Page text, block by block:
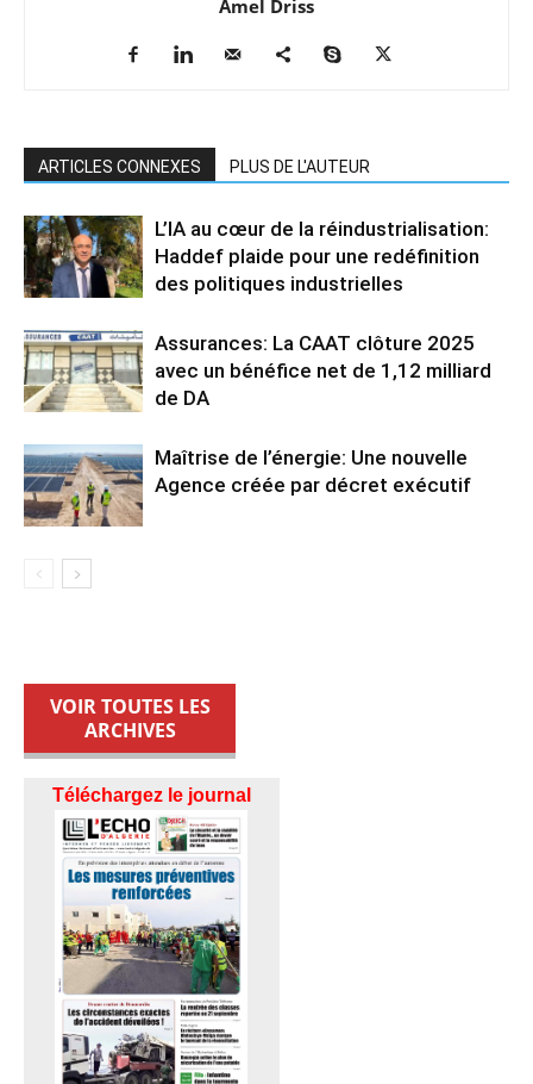
Amel Driss
ARTICLES CONNEXES PLUS DE L'AUTEUR
L’IA au cœur de la réindustrialisation:
Haddef plaide pour une redéfinition
des politiques industrielles
Assurances: La CAAT clôture 2025
avec un bénéfice net de 1,12 milliard
de DA
Maîtrise de l’énergie: Une nouvelle
Agence créée par décret exécutif
VOIR TOUTES LES
ARCHIVES